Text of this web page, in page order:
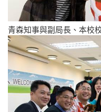
青森知事與副局長、本校